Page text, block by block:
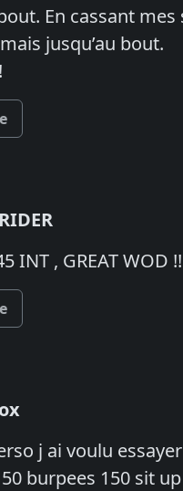
En cassant mes
jusqu’au bout.
INT , GREAT WOD
j ai voulu
burpees 150 sit